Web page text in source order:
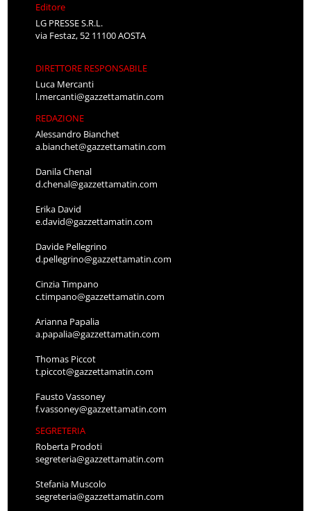
Editore
LG PRESSE S.R.L.
via Festaz, 52 11100 AOSTA
DIRETTORE RESPONSABILE
Luca Mercanti
l.mercanti@gazzettamatin.com
REDAZIONE
Alessandro Bianchet
a.bianchet@gazzettamatin.com
Danila Chenal
d.chenal@gazzettamatin.com
Erika David
e.david@gazzettamatin.com
Davide Pellegrino
d.pellegrino@gazzettamatin.com
Cinzia Timpano
c.timpano@gazzettamatin.com
Arianna Papalia
a.papalia@gazzettamatin.com
Thomas Piccot
t.piccot@gazzettamatin.com
Fausto Vassoney
f.vassoney@gazzettamatin.com
SEGRETERIA
Roberta Prodoti
segreteria@gazzettamatin.com
Stefania Muscolo
segreteria@gazzettamatin.com